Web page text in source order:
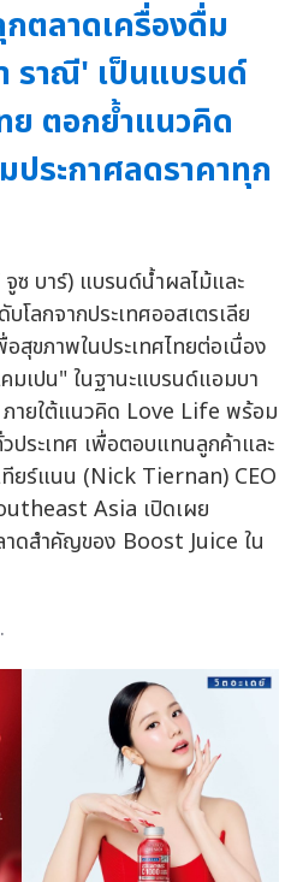
ตลาดเครื่องดื่ม
ราณี' เป็นแบรนด์
ย ตอกย้ำแนวคิด
ระกาศลดราคาทุก
บาร์) แบรนด์น้ำผลไม้และ
โลกจากประเทศออสเตรเลีย
สุขภาพในประเทศไทยต่อเนื่อง
มเปน" ในฐานะแบรนด์แอมบา
ภายใต้แนวคิด Love Life พร้อม
ประเทศ เพื่อตอบแทนลูกค้าและ
ยร์แนน (Nick Tiernan) CEO
Asia เปิดเผย
าดสำคัญของ Boost Juice ใน